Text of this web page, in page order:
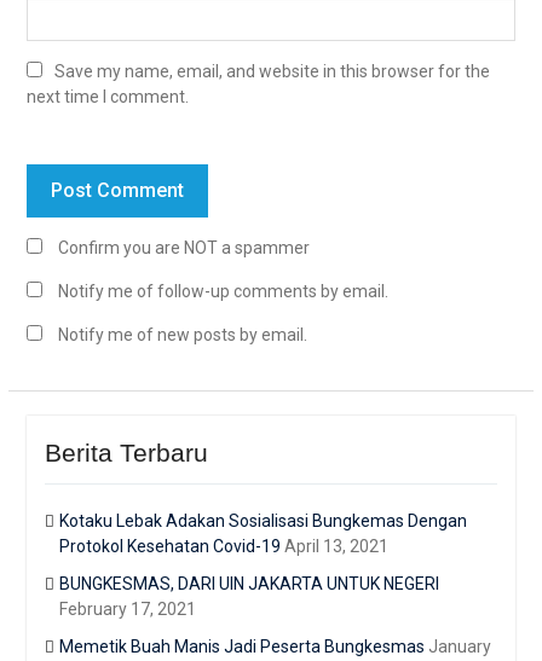
Save my name, email, and website in this browser for the
next time I comment.
Confirm you are NOT a spammer
Notify me of follow-up comments by email.
Notify me of new posts by email.
Berita Terbaru
Kotaku Lebak Adakan Sosialisasi Bungkemas Dengan
Protokol Kesehatan Covid-19 April 13, 2021
BUNGKESMAS, DARI UIN JAKARTA UNTUK NEGERI
February 17, 2021
Memetik Buah Manis Jadi Peserta Bungkesmas January